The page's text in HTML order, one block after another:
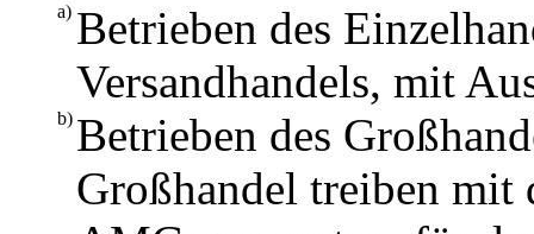
a) Betrieben des
Versandhandels, mit
b) Betrieben des
Großhandel treiben mit